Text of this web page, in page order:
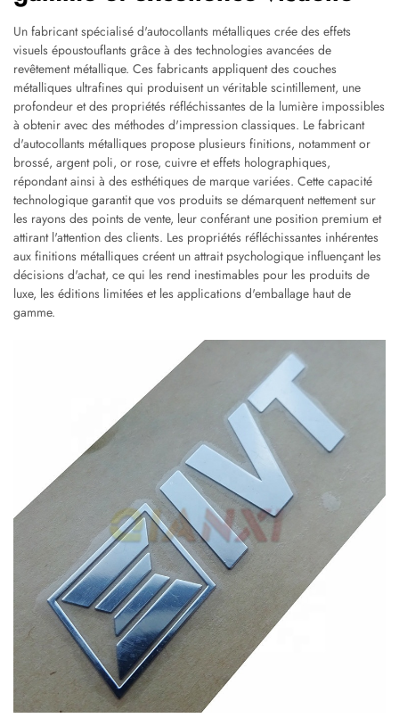
Un fabricant spécialisé d'autocollants métalliques crée des effets
visuels époustouflants grâce à des technologies avancées de
revêtement métallique. Ces fabricants appliquent des couches
métalliques ultrafines qui produisent un véritable scintillement, une
profondeur et des propriétés réfléchissantes de la lumière impossibles
à obtenir avec des méthodes d'impression classiques. Le fabricant
d'autocollants métalliques propose plusieurs finitions, notamment or
brossé, argent poli, or rose, cuivre et effets holographiques,
répondant ainsi à des esthétiques de marque variées. Cette capacité
technologique garantit que vos produits se démarquent nettement sur
les rayons des points de vente, leur conférant une position premium et
attirant l'attention des clients. Les propriétés réfléchissantes inhérentes
aux finitions métalliques créent un attrait psychologique influençant les
décisions d'achat, ce qui les rend inestimables pour les produits de
luxe, les éditions limitées et les applications d'emballage haut de
gamme.